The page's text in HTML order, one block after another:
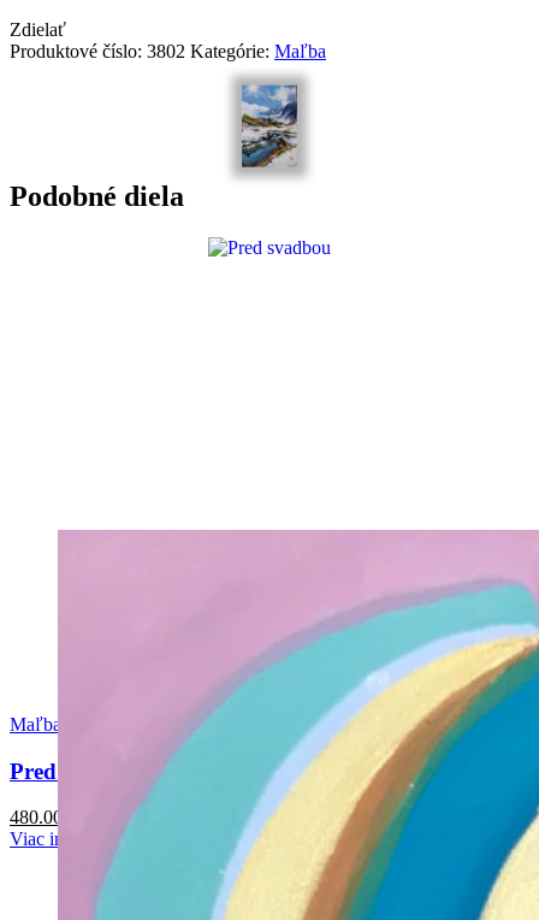
Zdielať
Produktové číslo: 3802 Kategórie: Maľba
Podobné diela
Maľba
Pred svadbou
480.00
Viac info